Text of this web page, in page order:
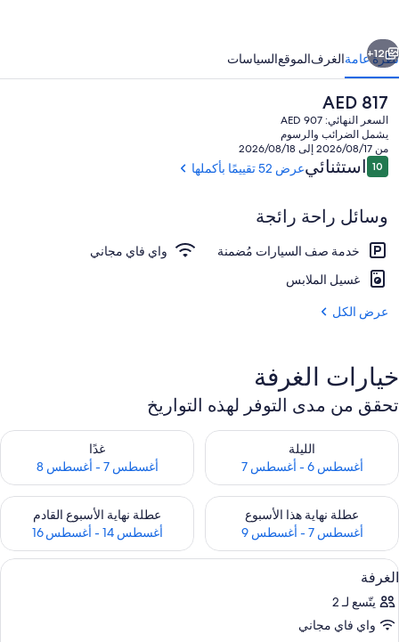
آت
ذي
اتي
بيتي
إن
المنشأة من الخارج
التالي
12+
نظرة عامةالغرفالموقعالسياسات
السعر
الحالي
هو
AED
817
AED 817
السعر النهائي: AED 907
يشمل الضرائب والرسوم
من 2026/08/17 إلى 2026/08/18
التقييمات
10
10 من 10 استثنائيعرض 52 تقييمًا بأكملها
وسائل راحة رائجة
خدمة صف السيارات مُضمنة
واي فاي مجاني
غسيل الملابس
عرض الكل
خيارات الغرفة
تحقق من مدى التوفر لهذه التواريخ
الليلة
أغسطس 6 - أغسطس 7
تحقق من مدى التوفر لليلة للفترة أغسطس 6 - أغسطس 7
غدًا
أغسطس 7 - أغسطس 8
تحقق من مدى التوفر لغد للفترة أغسطس
عطلة نهاية هذا الأسبوع
أغسطس 7 - أغسطس 9
تحقق من مدى التوفر لعطلة نهاية هذا الأسبوع للفترة أغسطس 7 - أغسطس 9
عطلة نهاية الأسبوع القادم
أغسطس 14 - أغسطس 16
تحقق من مدى التوفر لعطلة نهاية
استعراض
جميع
صور
الغرفة
1
الغرفة
يتّسع لـ 2
واي فاي مجاني